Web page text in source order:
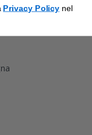
Privacy Policy nel